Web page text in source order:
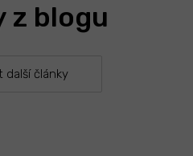
d
a
p
z blogu
další články